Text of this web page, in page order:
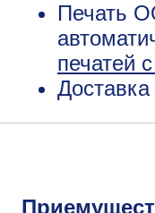
Печать
печатей